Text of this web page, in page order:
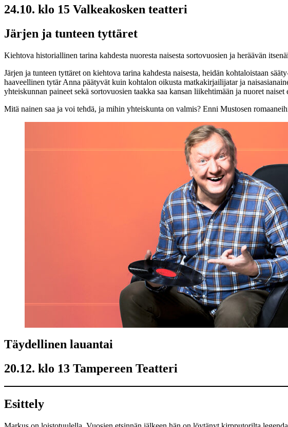
24.10. klo 15 Valkeakosken teatteri
Järjen ja tunteen tyttäret
Kiehtova historiallinen tarina kahdesta nuoresta naisesta sortovuosien ja heräävän
Järjen ja tunteen tyttäret on kiehtova tarina kahdesta naisesta, heidän kohtaloistaan
haaveellinen tytär Anna päätyvät kuin kohtalon oikusta matkakirjailijatar ja
yhteiskunnan paineet sekä sortovuosien taakka saa kansan liikehtimään ja nuoret naiset
Mitä nainen saa ja voi tehdä, ja mihin yhteiskunta on valmis? Enni Mustosen
Täydellinen lauantai
20.12. klo 13 Tampereen Teatteri
Esittely